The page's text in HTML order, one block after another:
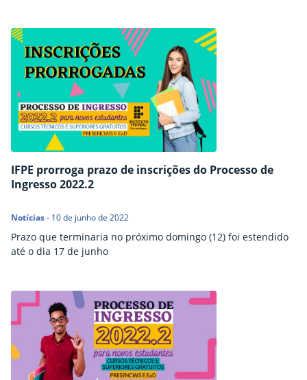
IFPE prorroga prazo de inscrições do Processo de
Ingresso 2022.2
Notícias- 10 de junho de 2022
Prazo que terminaria no próximo domingo (12) foi estendido
até o dia 17 de junho